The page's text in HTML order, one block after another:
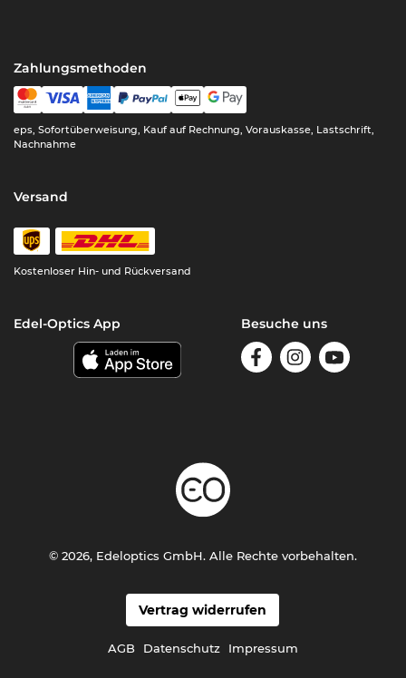
Zahlungsmethoden
eps, Sofortüberweisung, Kauf auf Rechnung, Vorauskasse, Lastschrift,
Nachnahme
Versand
Kostenloser Hin- und Rückversand
Edel-Optics App Besuche uns
Vertrag widerrufen
AGB Datenschutz Impressum
© 2026, Edeloptics GmbH. Alle Rechte vorbehalten.